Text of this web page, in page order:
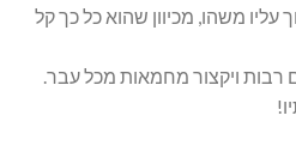
עליו משהו, מכיוון שהוא כל כך קל
רבות ויקצור מחמאות מכל עבר.